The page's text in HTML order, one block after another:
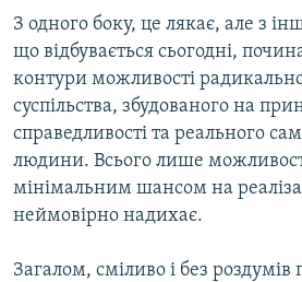
З одного боку, це лякає, але з
що відбувається сьогодні,
контури можливості
суспільства, збудованого на
справедливості та реального
людини. Всього лише
мінімальним шансом на
неймовірно надихає.
Загалом, сміливо і без